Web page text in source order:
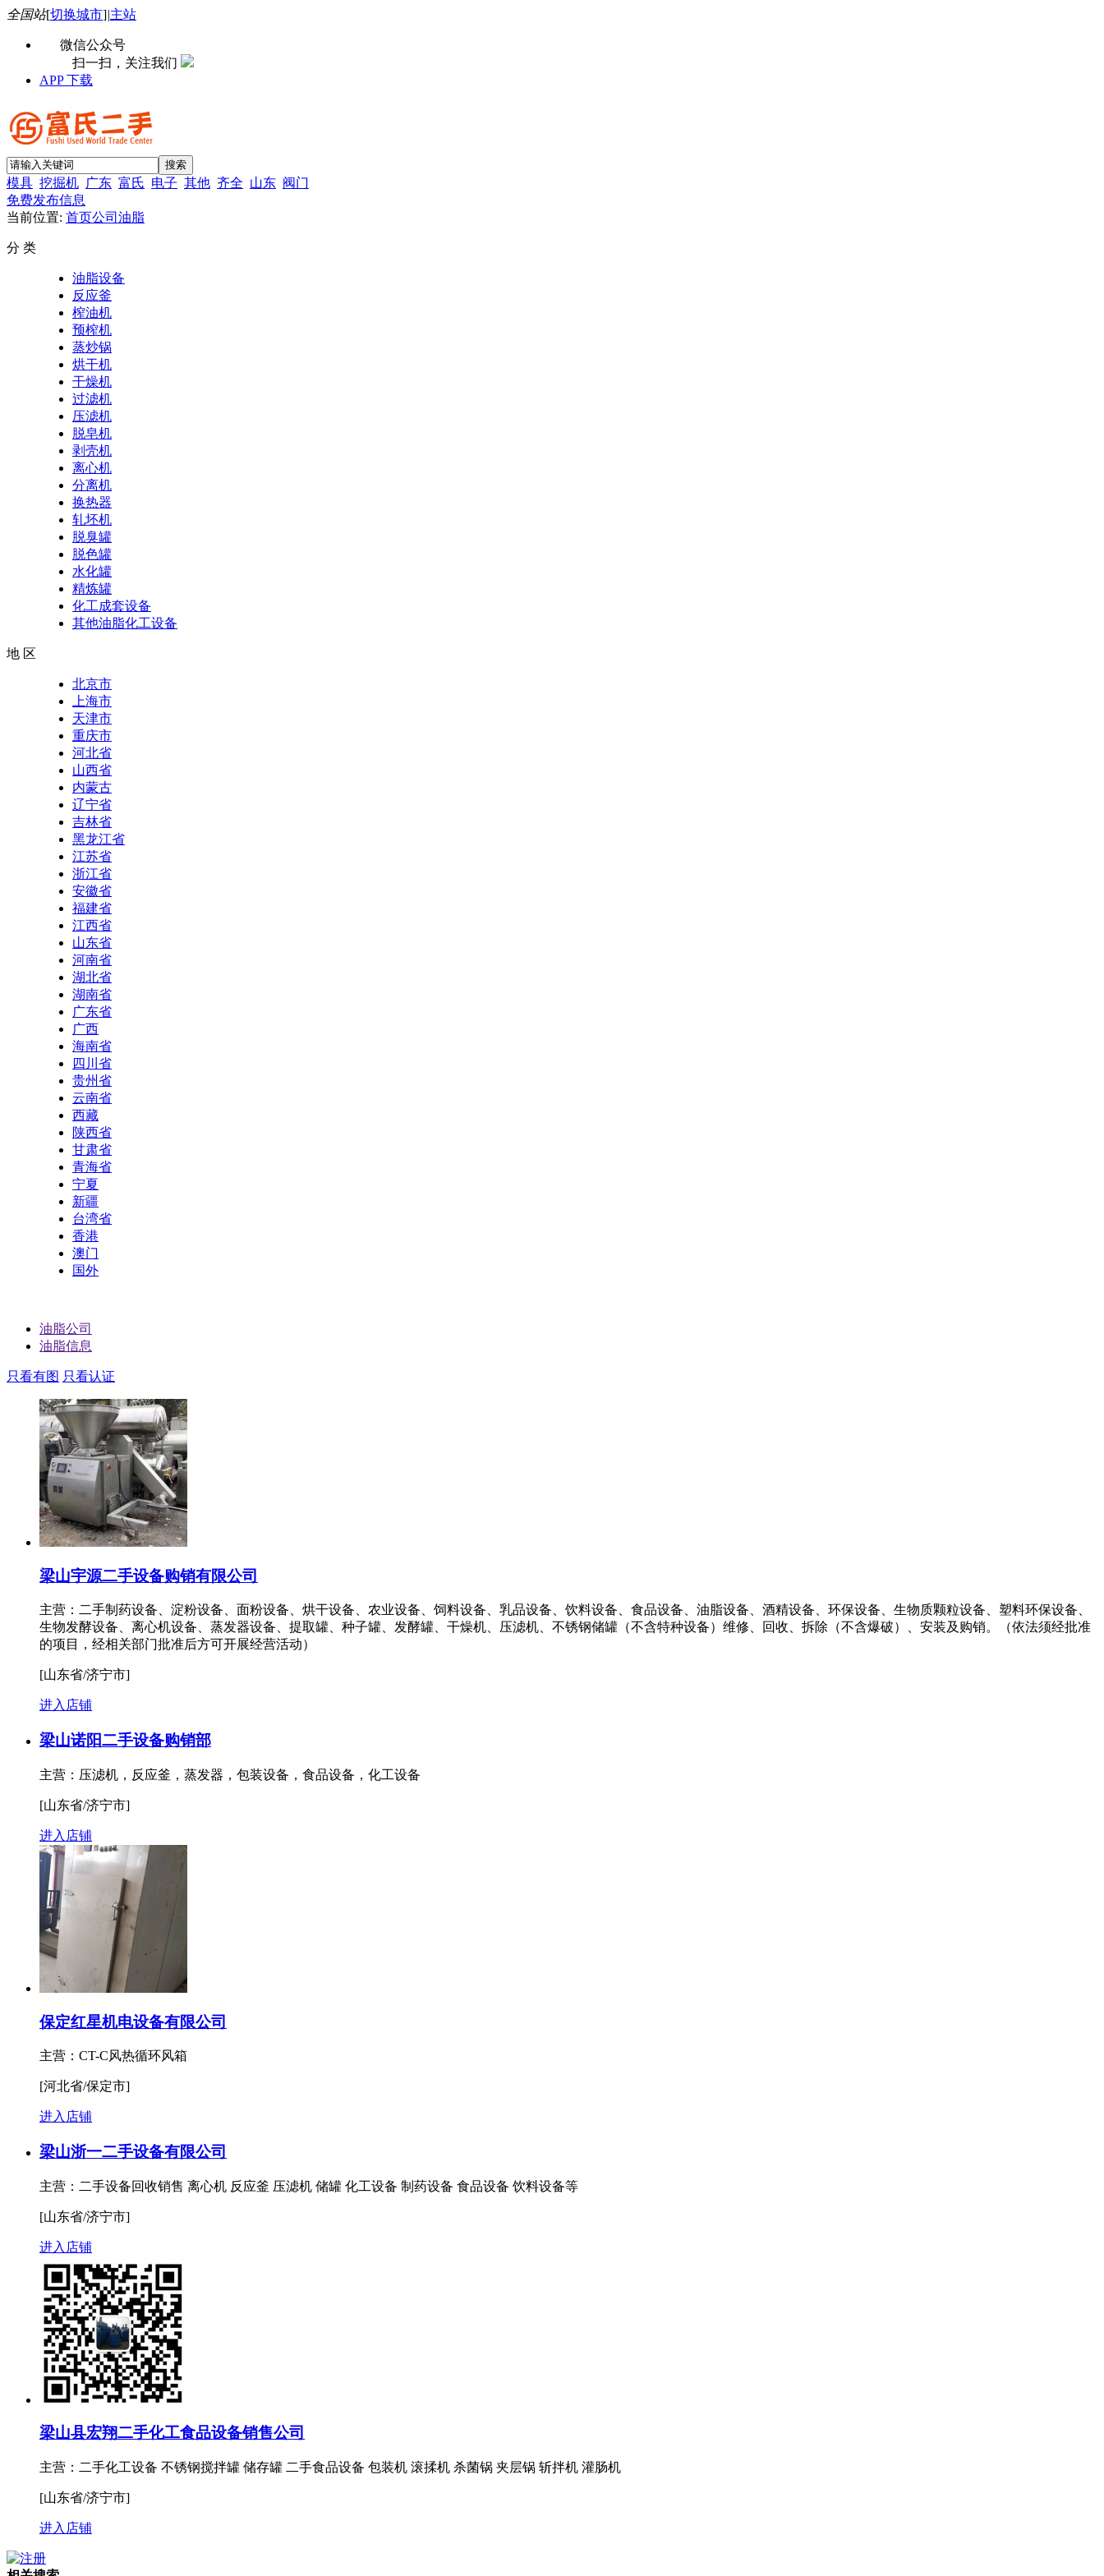
全国站[切换城市]|主站
微信公众号
扫一扫，关注我们
APP 下载
模具 挖掘机 广东 富氏 电子 其他 齐全 山东 阀门
免费发布信息
当前位置: 首页公司 油脂
分 类
油脂设备
反应釜
榨油机
预榨机
蒸炒锅
烘干机
干燥机
过滤机
压滤机
脱皂机
剥壳机
离心机
分离机
换热器
轧坯机
脱臭罐
脱色罐
水化罐
精炼罐
化工成套设备
其他油脂化工设备
地 区
北京市
上海市
天津市
重庆市
河北省
山西省
内蒙古
辽宁省
吉林省
黑龙江省
江苏省
浙江省
安徽省
福建省
江西省
山东省
河南省
湖北省
湖南省
广东省
广西
海南省
四川省
贵州省
云南省
西藏
陕西省
甘肃省
青海省
宁夏
新疆
台湾省
香港
澳门
国外
油脂公司
油脂信息
只看有图 只看认证
梁山宇源二手设备购销有限公司
主营：二手制药设备、淀粉设备、面粉设备、烘干设备、农业设备、饲料设备、乳品设备、饮料设备、食品设备、油脂设备、酒精设备、环保设备、生物质颗粒设备、塑料环保设备、
生物发酵设备、离心机设备、蒸发器设备、提取罐、种子罐、发酵罐、干燥机、压滤机、不锈钢储罐（不含特种设备）维修、回收、拆除（不含爆破）、安装及购销。（依法须经批准
的项目，经相关部门批准后方可开展经营活动）
[山东省/济宁市]
进入店铺
梁山诺阳二手设备购销部
主营：压滤机，反应釜，蒸发器，包装设备，食品设备，化工设备
[山东省/济宁市]
进入店铺
保定红星机电设备有限公司
主营：CT-C风热循环风箱
[河北省/保定市]
进入店铺
梁山浙一二手设备有限公司
主营：二手设备回收销售 离心机 反应釜 压滤机 储罐 化工设备 制药设备 食品设备 饮料设备等
[山东省/济宁市]
进入店铺
梁山县宏翔二手化工食品设备销售公司
主营：二手化工设备 不锈钢搅拌罐 储存罐 二手食品设备 包装机 滚揉机 杀菌锅 夹层锅 斩拌机 灌肠机
[山东省/济宁市]
进入店铺